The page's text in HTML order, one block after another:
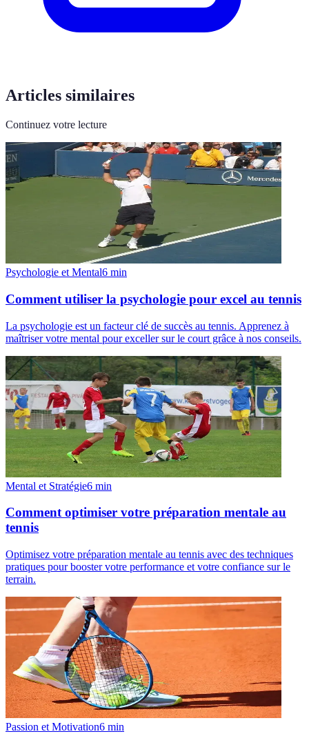
Articles similaires
Continuez votre lecture
Psychologie et Mental6 min
Comment utiliser la psychologie pour excel au tennis
La psychologie est un facteur clé de succès au tennis. Apprenez à
maîtriser votre mental pour exceller sur le court grâce à nos conseils.
Mental et Stratégie6 min
Comment optimiser votre préparation mentale au
tennis
Optimisez votre préparation mentale au tennis avec des techniques
pratiques pour booster votre performance et votre confiance sur le
terrain.
Passion et Motivation6 min